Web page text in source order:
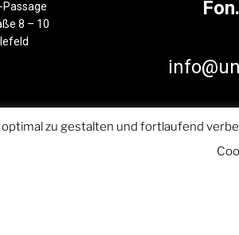
8 – 10
zu gestalten und fortlaufend